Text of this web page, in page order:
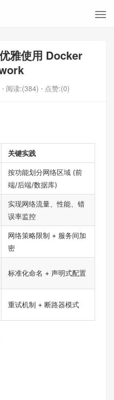
雅使用 Docker
⋅ 阅读:(384) ⋅ 点赞:(0)
关键实践
按功能划分网络区域 (前
端/后端/数据库)
实现网络流量、性能、错
误率监控
网络策略限制 + 服务间加
密
标准化命名 + 声明式配置
重试机制 + 断路器模式